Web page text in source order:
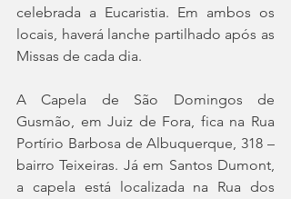
celebrada a Eucaristia. Em ambos os
locais, haverá lanche partilhado após as
Missas de cada dia.
A Capela de São Domingos de
Gusmão, em Juiz de Fora, fica na Rua
Portírio Barbosa de Albuquerque, 318 –
bairro Teixeiras. Já em Santos Dumont,
a capela está localizada na Rua dos